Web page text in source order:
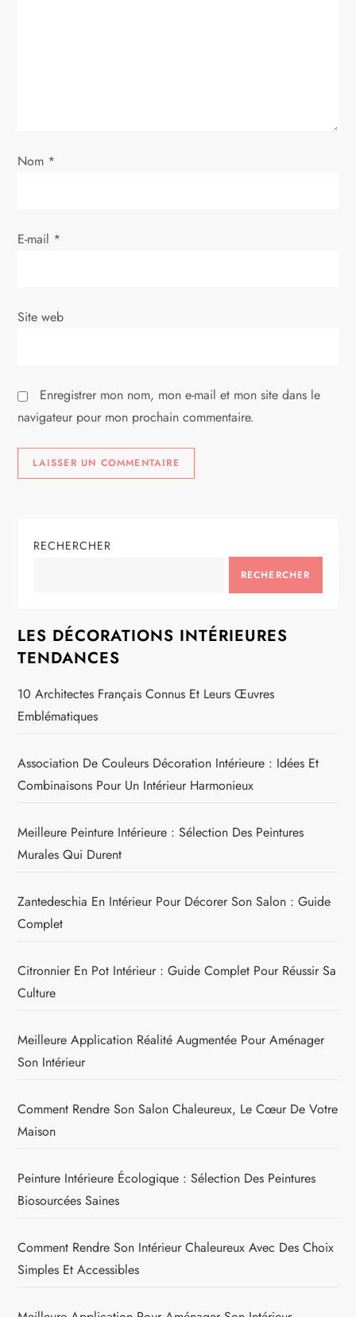
’
r
i
l
e
Nom *
E-mail *
Site web
Enregistrer mon nom, mon e-mail et mon site dans le
navigateur pour mon prochain commentaire.
RECHERCHER
RECHERCHER
LES DÉCORATIONS INTÉRIEURES
TENDANCES
10 Architectes Français Connus Et Leurs Œuvres
Emblématiques
Association De Couleurs Décoration Intérieure : Idées Et
Combinaisons Pour Un Intérieur Harmonieux
Meilleure Peinture Intérieure : Sélection Des Peintures
Murales Qui Durent
Zantedeschia En Intérieur Pour Décorer Son Salon : Guide
Complet
Citronnier En Pot Intérieur : Guide Complet Pour Réussir Sa
Culture
Meilleure Application Réalité Augmentée Pour Aménager
Son Intérieur
Comment Rendre Son Salon Chaleureux, Le Cœur De Votre
Maison
Peinture Intérieure Écologique : Sélection Des Peintures
Biosourcées Saines
Comment Rendre Son Intérieur Chaleureux Avec Des Choix
Simples Et Accessibles